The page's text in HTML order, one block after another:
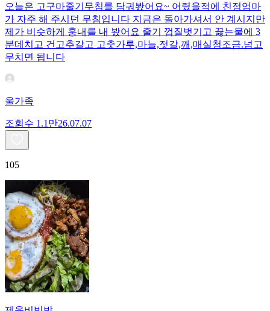
오늘은 고구마줄기무침를 담궈봤어요~ 어렸을적에 친정엄마
가 자주 해 주시던 무침입니다 지금은 돌아가셔서 안 계시지만
제가 비슷하게 훙내를 내 봤어요 줄기 껍질벗기고 끓는물에 3
분데치고 건고추갈고 고춧가루,마늘,젓갈,깨,매실청조금.넘고
무치면 됩니다
울가족
조회수 1.1만26.07.07
105